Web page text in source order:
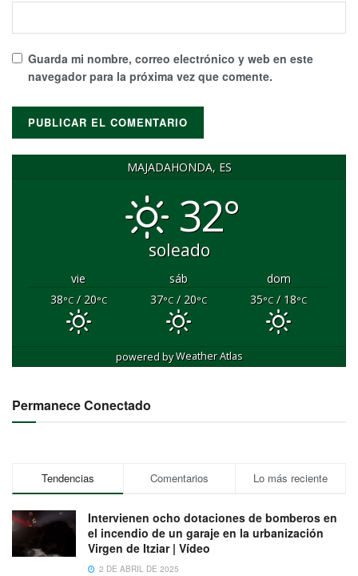
Guarda mi nombre, correo electrónico y web en este
navegador para la próxima vez que comente.
MAJADAHONDA, ES
32°
soleado
vie sáb
dom
38°C/ 20°C 37°C/ 20°C 35°C/ 18°C
powered byWeather Atlas
Permanece Conectado
Tendencias Comentarios Lo más reciente
Intervienen ocho dotaciones de bomberos en
el incendio de un garaje en la urbanización
Virgen de Itziar | Vídeo
2 DE ABRIL DE 2025